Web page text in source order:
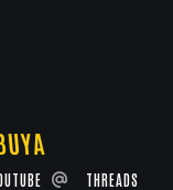
THREADS